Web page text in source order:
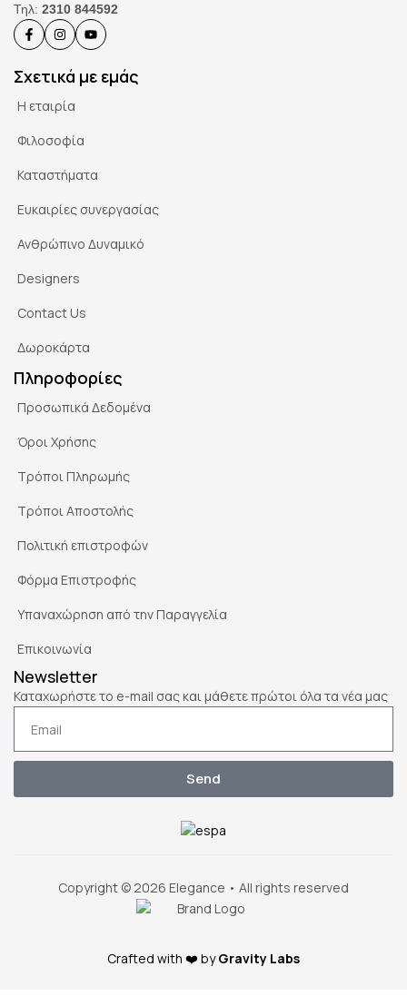
Τηλ: 2310 844592
Σχετικά με εμάς
Η εταιρία
Φιλοσοφία
Καταστήματα
Ευκαιρίες συνεργασίας
Ανθρώπινο Δυναμικό
Designers
Contact Us
Δωροκάρτα
Πληροφορίες
Προσωπικά Δεδομένα
Όροι Χρήσης
Τρόποι Πληρωμής
Τρόποι Αποστολής
Πολιτική επιστροφών
Φόρμα Επιστροφής
Υπαναχώρηση από την Παραγγελία
Επικοινωνία
Newsletter
Καταχωρήστε το e-mail σας και μάθετε πρώτοι όλα τα νέα μας
Send
Copyright © 2026 Elegance • All rights reserved
Crafted with ❤️ byGravity Labs